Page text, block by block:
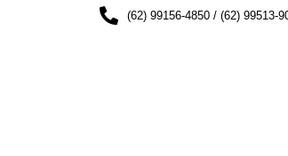
(62) 99156-4850 / (62) 99513-